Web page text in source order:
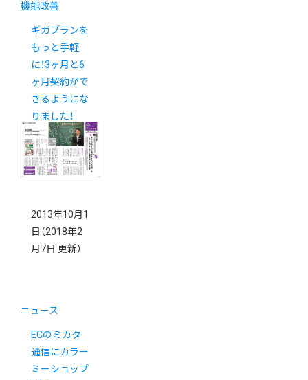
機能改善
ギガプランを
もっと手軽
に！3ヶ月と6
ヶ月契約がで
きるようにな
りました！
2013年10月1
日 （2018年2
月7日 更新）
ニュース
ECのミカタ
通信にカラー
ミーショップ